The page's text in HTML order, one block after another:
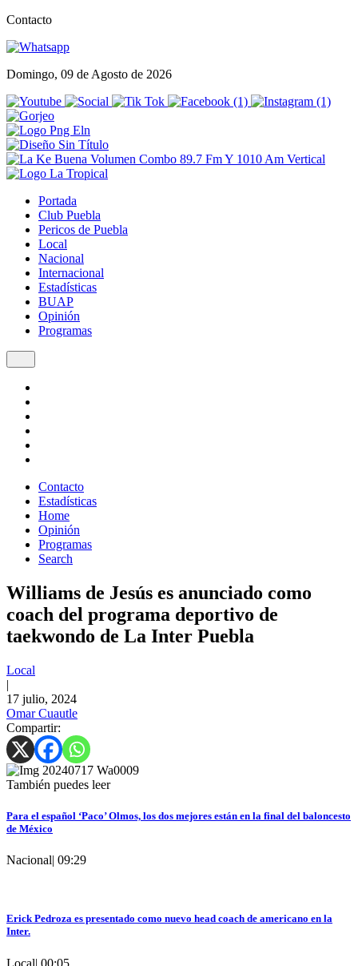
Contacto
Domingo, 09 de Agosto de 2026
Portada
Club Puebla
Pericos de Puebla
Local
Nacional
Internacional
Estadísticas
BUAP
Opinión
Programas
Contacto
Estadísticas
Home
Opinión
Programas
Search
Williams de Jesús es anunciado como
coach del programa deportivo de
taekwondo de La Inter Puebla
Local
|
17 julio, 2024
Omar Cuautle
Compartir:
También puedes leer
Para el español ‘Paco’ Olmos, los dos mejores están en la final del baloncesto
de México
Nacional| 09:29
Erick Pedroza es presentado como nuevo head coach de americano en la
Inter.
Local| 00:05